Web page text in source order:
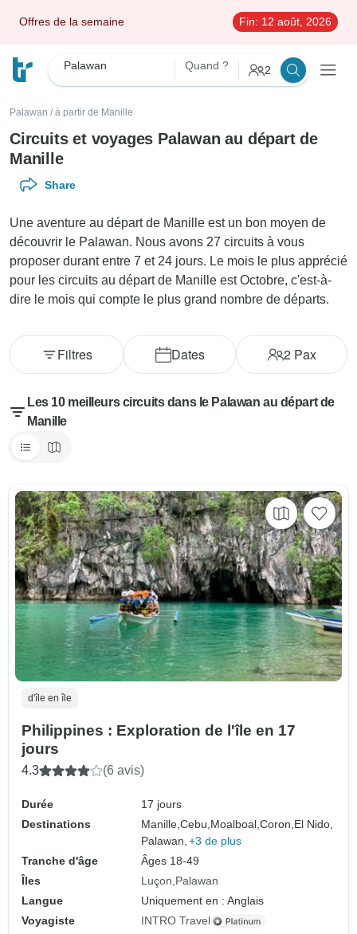
Offres de la semaine Fin: 12 août, 2026
Palawan Quand ? 2
Palawan / à partir de Manille
Circuits et voyages Palawan au départ de
Manille
Share
Une aventure au départ de Manille est un bon moyen de
découvrir le Palawan. Nous avons 27 circuits à vous
proposer durant entre 7 et 24 jours. Le mois le plus apprécié
pour les circuits au départ de Manille est Octobre, c'est-à-
dire le mois qui compte le plus grand nombre de départs.
Dates 2Pax
Filtres
Les 10 meilleurs circuits dans le Palawan au départ de
Manille
d'île en île
Philippines : Exploration de l'île en 17
jours
4.3 (6 avis)
Durée
17 jours
Destinations
Manille,Cebu, Moalboal,Coron, El Nido,
Palawan, +3 de plus
Tranche d'âge
Âges 18-49
Îles
Luçon Palawan
Langue
Uniquement en : Anglais
Voyagiste
INTRO Travel